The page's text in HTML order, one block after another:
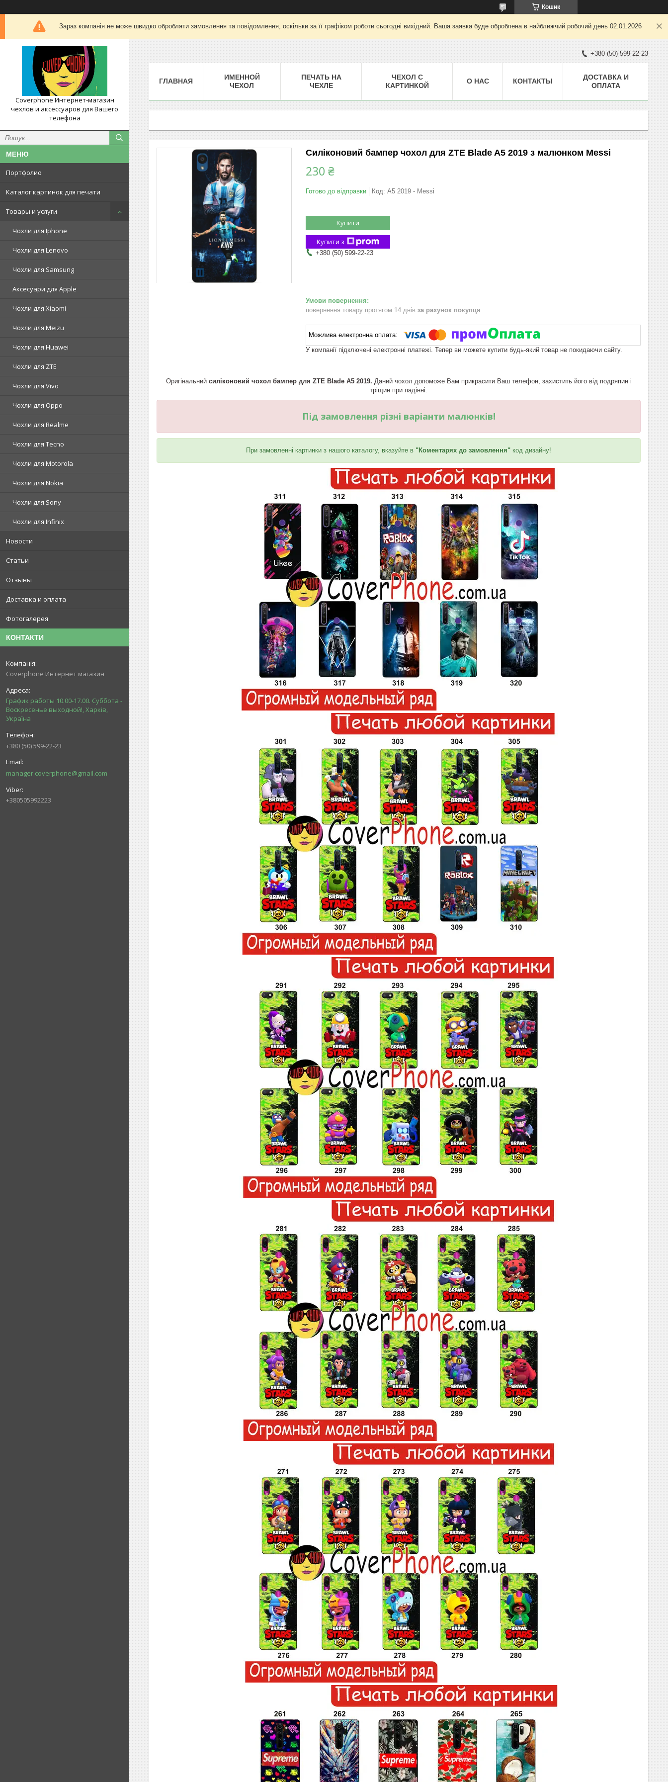
Кошик
Зараз компанія не може швидко обробляти замовлення та повідомлення, оскільки за її графіком роботи сьогодні вихідний. Ваша заявка буде оброблена в найближчий робочий день 02.01.2026
Coverphone Интернет-магазин
чехлов и аксессуаров для Вашего
телефона
Портфолио
Каталог картинок для печати
Товары и услуги
Чохли для Iphone
Чохли для Lenovo
Чохли для Samsung
Аксесуари для Apple
Чохли для Xiaomi
Чохли для Meizu
Чохли для Huawei
Чохли для ZTE
Чохли для Vivo
Чохли для Oppo
Чохли для Realme
Чохли для Tecno
Чохли для Motorola
Чохли для Nokia
Чохли для Sony
Чохли для Infinix
Новости
Статьи
Отзывы
Доставка и оплата
Фотогалерея
КОНТАКТИ
Coverphone Интернет магазин
График работы 10.00-17.00. Суббота -
Воскресенье выходной!, Харків,
Україна
+380 (50) 599-22-23
manager.coverphone@gmail.com
+380505992223
+380 (50) 599-22-23
ГЛАВНАЯ
ИМЕННОЙ
ЧЕХОЛ
ПЕЧАТЬ НА
ЧЕХЛЕ
ЧЕХОЛ С
КАРТИНКОЙ
О НАС КОНТАКТЫ
ДОСТАВКА И
ОПЛАТА
Силіконовий бампер чохол для ZTE Blade A5 2019 з малюнком Messi
230 ₴
Готово до відправки Код: A5 2019 - Messi
Купити
Купити з
+380 (50) 599-22-23
повернення товару протягом 14 днів за рахунок покупця
У компанії підключені електронні платежі. Тепер ви можете купити будь-який товар не покидаючи сайту.
Оригінальний силіконовий чохол бампер для ZTE Blade A5 2019. Даний чохол допоможе Вам прикрасити Ваш телефон, захистить його від подряпин і
тріщин при падінні.
Під замовлення різні варіанти малюнків!
При замовленні картинки з нашого каталогу, вказуйте в "Коментарях до замовлення" код дизайну!